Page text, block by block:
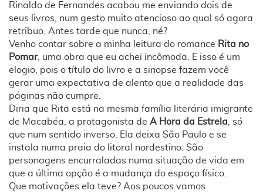
Rinaldo de Fernandes acabou me enviando dois de
seus livros, num gesto muito atencioso ao qual só agora
retribuo. Antes tarde que nunca, né?
Venho contar sobre a minha leitura do romance Rita no
Pomar, uma obra que eu achei incômoda. E isso é um
elogio, pois o título do livro e a sinopse fazem você
gerar uma expectativa de alento que a realidade das
páginas não cumpre.
Diria que Rita está na mesma família literária imigrante
de Macabéa, a protagonista de A Hora da Estrela, só
que num sentido inverso. Ela deixa São Paulo e se
instala numa praia do litoral nordestino. São
personagens encurraladas numa situação de vida em
que a última opção é a mudança do espaço físico.
Que motivações ela teve? Aos poucos vamos